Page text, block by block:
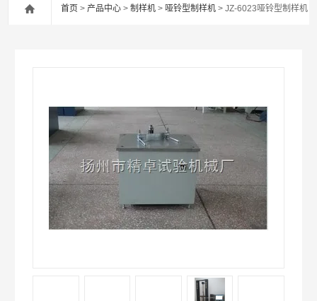
首页 >产品中心 >制样机 >哑铃型制样机 > JZ-6023哑铃型制样机